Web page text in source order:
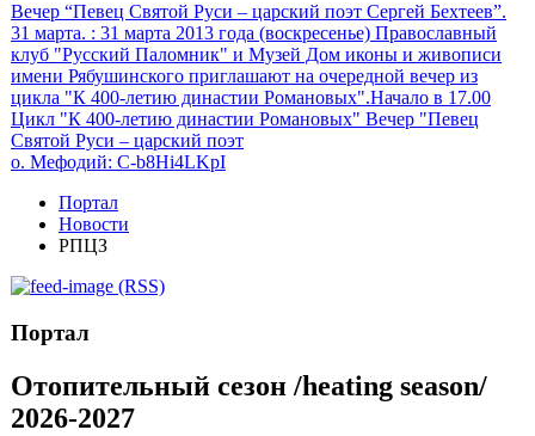
Вечер “Певец Святой Руси – царский поэт Сергей Бехтеев”.
31 марта. : 31 марта 2013 года (воскресенье) Православный
клуб "Русский Паломник" и Музей Дом иконы и живописи
имени Рябушинского приглашают на очередной вечер из
цикла "К 400-летию династии Романовых".Начало в 17.00
Цикл "К 400-летию династии Романовых" Вечер "Певец
Святой Руси – царский поэт
о. Мефодий: C-b8Hi4LKpI
Портал
Новости
РПЦЗ
(RSS)
Портал
Отопительный сезон /heating season/
2026-2027